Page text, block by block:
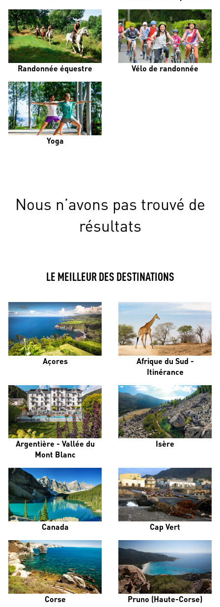
Randonnée équestre Vélo de randonnée
Yoga
Nous n’avons pas trouvé de
résultats
LE MEILLEUR DES DESTINATIONS
Açores
Afrique du Sud -
Itinérance
Argentière - Vallée du
Mont Blanc
Isère
Canada Cap Vert
Corse Pruno (Haute-Corse)